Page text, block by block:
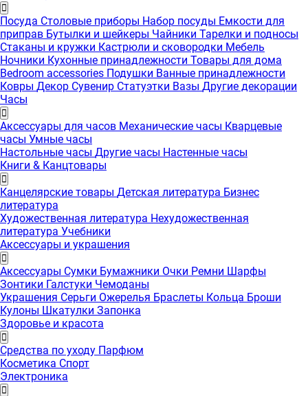
Посуда Столовые приборы Набор посуды Емкости для
приправ Бутылки и шейкеры Чайники Тарелки и подносы
Стаканы и кружки Кастрюли и сковородки Мебель
Ночники Кухонные принадлежности Товары для дома
Bedroom accessories Подушки Ванные принадлежности
Ковры Декор Сувенир Статуэтки Вазы Другие декорации
Часы
Аксессуары для часов Механические часы Кварцевые
часы Умные часы
Настольные часы Другие часы Настенные часы
Книги & Канцтовары
Канцелярские товары Детская литература Бизнес
литература
Художественная литература Нехудожественная
литература Учебники
Аксессуары и украшения
Аксессуары Сумки Бумажники Очки Ремни Шарфы
Зонтики Галстуки Чемоданы
Украшения Серьги Ожерелья Браслеты Кольца Броши
Кулоны Шкатулки Запонка
Здоровье и красота
Средства по уходу Парфюм
Косметика Спорт
Электроника